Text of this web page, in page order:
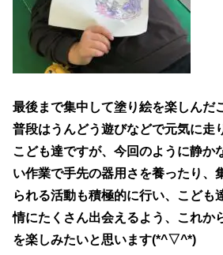
最後まで集中して塗り絵を楽しんだ
普段はうんどう遊びなどで元気に走
こども達ですが、今回のように静か
い作業で手先の器用さを養ったり、
られる活動も積極的に行い、こども
情にたくさん出会えるよう、これか
を楽しみたいと思います(*^▽^*)